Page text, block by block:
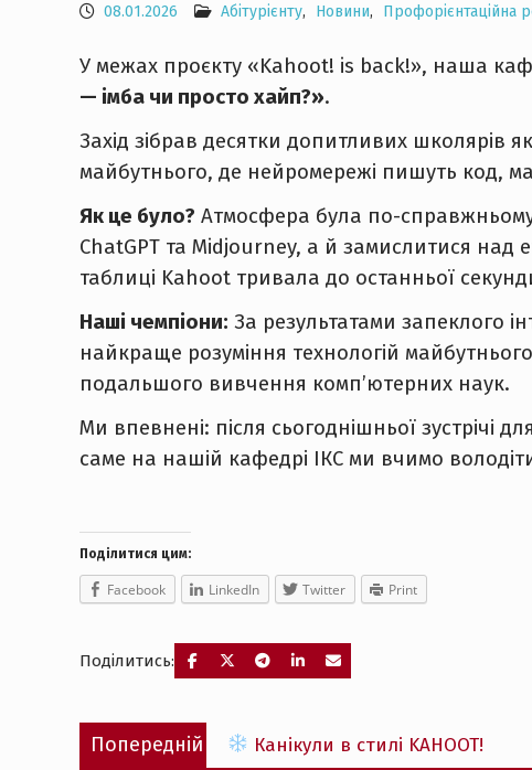
08.01.2026 Абітурієнту, Новини, Профорієнтаційна
У межах проєкту «Kahoot! is back!», наша
— імба чи просто хайп?».
Захід зібрав десятки допитливих школярів
майбутнього, де нейромережі пишуть код,
Як це було? Атмосфера була по-
ChatGPT та Midjourney, а й замислитися над
таблиці Kahoot тривала до останньої
Наші чемпіони: За результатами запеклого
найкраще розуміння технологій
подальшого вивчення комп’ютерних наук.
Ми впевнені: після сьогоднішньої зустрічі
саме на нашій кафедрі ІКС ми вчимо
Поділитися цим:
Facebook LinkedIn Twitter Print
Поділитись:
Навігація
записів
Попередній
Попередній
запис:
Канікули в стилі KAHOOT!